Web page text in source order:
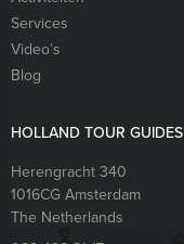
Services
Video’s
Blog
HOLLAND TOUR GUIDES
Herengracht 340
1016CG Amsterdam
The Netherlands